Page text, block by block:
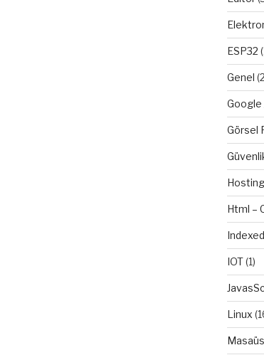
ESP32
Genel
Google
Görsel
Hosting
Html –
IOT(1)
Linux